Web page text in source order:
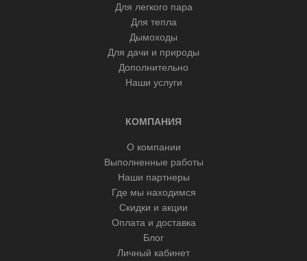
Для легкого пара
Для тепла
Дымоходы
Для дачи и природы
Дополнительно
Наши услуги
КОМПАНИЯ
О компании
Выполненные работы
Наши партнеры
Где мы находимся
Скидки и акции
Оплата и доставка
Блог
Личный кабинет